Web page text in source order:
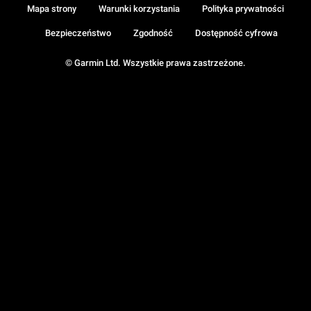
© Garmin Ltd. Wszystkie prawa zastrzeżone.
Mapa strony Warunki korzystania Polityka prywatności
Bezpieczeństwo Zgodność Dostępność cyfrowa